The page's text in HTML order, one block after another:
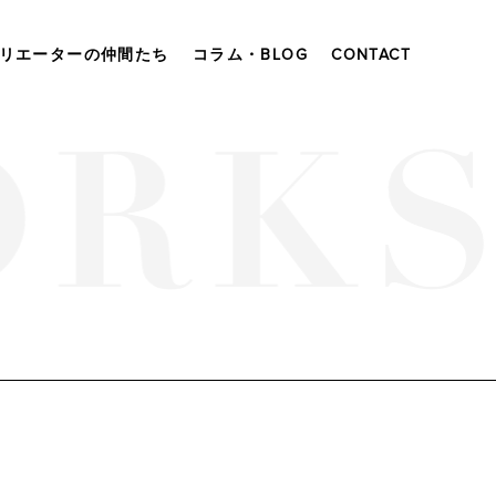
エーターの仲間たち コラム・BLOG CONTACT